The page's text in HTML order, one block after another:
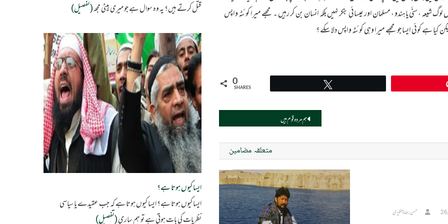
،سنّی یا ہندو ، مسلمان اور عیسائی بنکر نہیں بلکہ انسان بن کر رہیں ۔ مجھے میرا کوئٹہ واپس
ہے کوئی ایسا جو مجھے میرا وہی کوئٹہ واپس دلا سکے ؟
0
SHARES
ہم مردہ قوم ہیں
متعلقہ مضامین
حسن رضا چنگیزی
قتل کرتے ہیں؟ یہ وہ سوال ہے جو میری بیٹی مجھ(تفصیل)
ایسا کیوں ہوتا ہے؟
ایسا کیوں ہوتا ہے؟ ایسا کیوں ہوتا ہے کہ جب عقیدے یا سیاسی
نظریات کی بات ہوتی ہے تو ہم ساری(تفصیل)